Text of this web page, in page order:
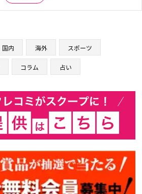
国内 海外 スポーツ
コラム 占い